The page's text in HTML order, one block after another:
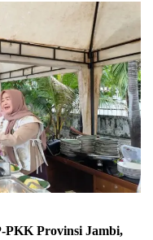
PKK Provinsi Jambi,